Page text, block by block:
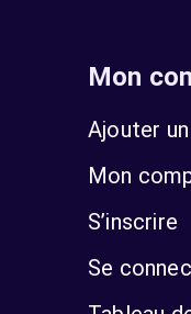
Mon
Ajouter
Mon
S’inscrire
Se